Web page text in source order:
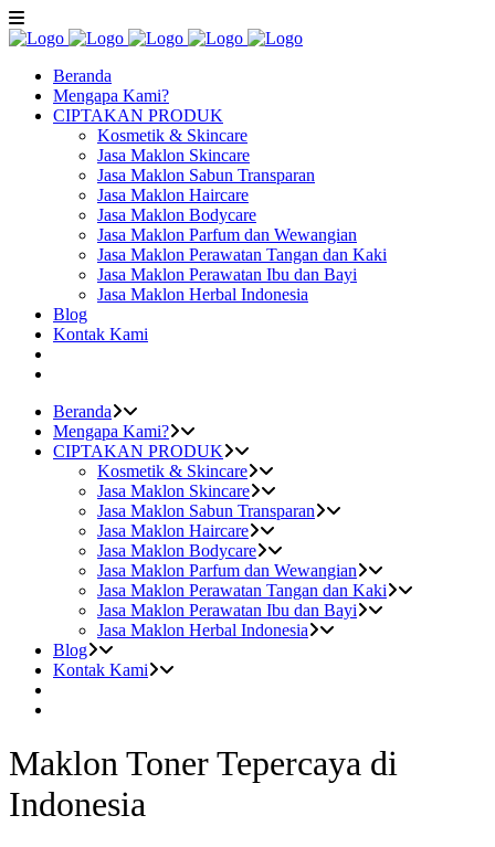
Beranda
Mengapa Kami?
CIPTAKAN PRODUK
Kosmetik & Skincare
Jasa Maklon Skincare
Jasa Maklon Sabun Transparan
Jasa Maklon Haircare
Jasa Maklon Bodycare
Jasa Maklon Parfum dan Wewangian
Jasa Maklon Perawatan Tangan dan Kaki
Jasa Maklon Perawatan Ibu dan Bayi
Jasa Maklon Herbal Indonesia
Blog
Kontak Kami
Beranda
Mengapa Kami?
CIPTAKAN PRODUK
Kosmetik & Skincare
Jasa Maklon Skincare
Jasa Maklon Sabun Transparan
Jasa Maklon Haircare
Jasa Maklon Bodycare
Jasa Maklon Parfum dan Wewangian
Jasa Maklon Perawatan Tangan dan Kaki
Jasa Maklon Perawatan Ibu dan Bayi
Jasa Maklon Herbal Indonesia
Blog
Kontak Kami
Maklon Toner Tepercaya di
Indonesia